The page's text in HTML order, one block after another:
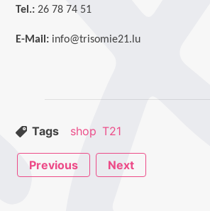
Tel.: 26 78 74 51
E-Mail: info@trisomie21.lu
Tags shop T21
Previous Next